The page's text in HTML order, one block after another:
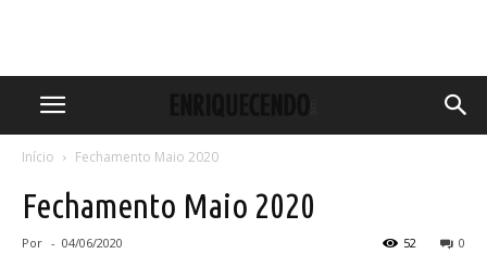
Início Fechamento Maio 2020
Fechamento Maio 2020
Por - 04/06/2020 0
52